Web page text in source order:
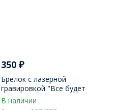
350₽
Брелок с лазерной
гравировкой "Все будет
хорошо"
В наличии